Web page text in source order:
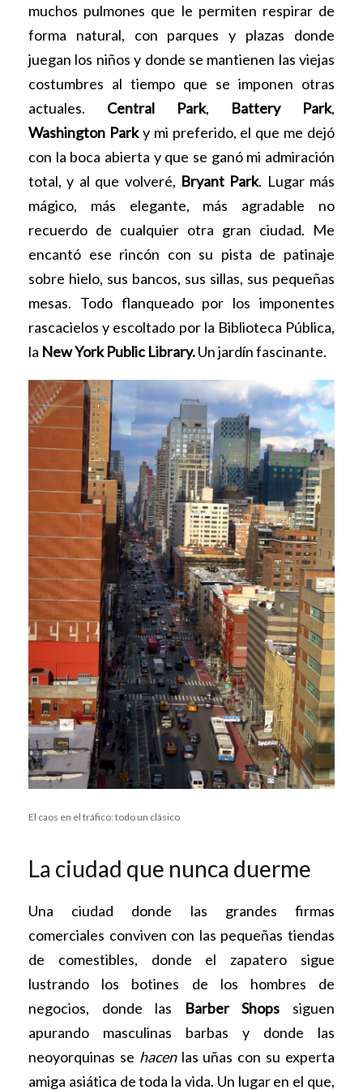
muchos pulmones que le permiten respirar de
forma natural, con parques y plazas donde
juegan los niños y donde se mantienen las viejas
costumbres al tiempo que se imponen otras
actuales. Central Park, Battery Park,
Washington Parky mi preferido, el que me dejó
con la boca abierta y que se ganó mi admiración
total, y al que volveré, Bryant Park. Lugar más
mágico, más elegante, más agradable no
recuerdo de cualquier otra gran ciudad. Me
encantó ese rincón con su pista de patinaje
sobre hielo, sus bancos, sus sillas, sus pequeñas
mesas. Todo flanqueado por los imponentes
rascacielos y escoltado por la Biblioteca Pública,
la New York Public Library.Un jardín fascinante.
El caos en el tráfico: todo un clásico
La ciudad que nunca duerme
Una ciudad donde las grandes firmas
comerciales conviven con las pequeñas tiendas
de comestibles, donde el zapatero sigue
lustrando los botines de los hombres de
negocios, donde las Barber Shops siguen
apurando masculinas barbas y donde las
neoyorquinas se hacenlas uñas con su experta
amiga asiática de toda la vida. Un lugar en el que,